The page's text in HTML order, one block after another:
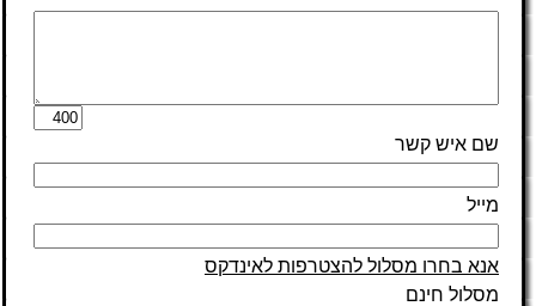
שם איש קשר
מייל
אנא בחרו מסלול להצטרפות לאינדקס
מסלול חינם